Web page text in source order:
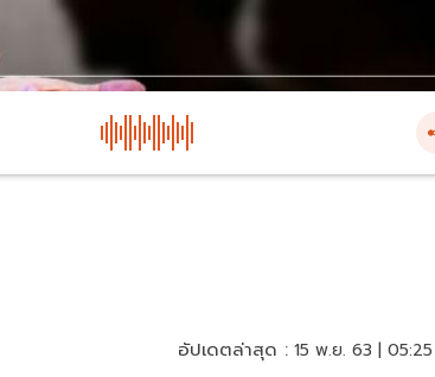
อัปเดตล่าสุด : 15 พ.ย. 63 |